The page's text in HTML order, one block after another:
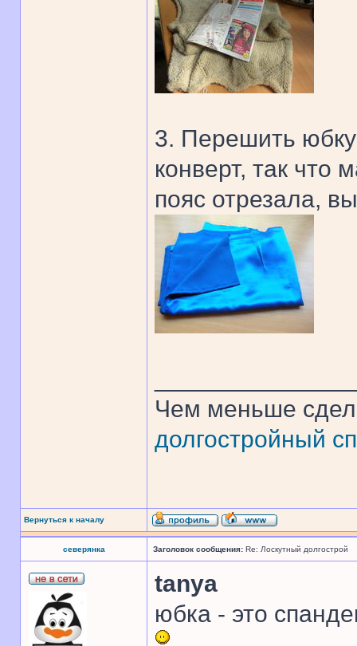
3. Перешить
конверт, так что
пояс отрезала,
Чем меньше
долгостройный
Вернуться к началу
северянка Заголовок сообщения: Re: Лоскутный долгострой
tanya
юбка - это